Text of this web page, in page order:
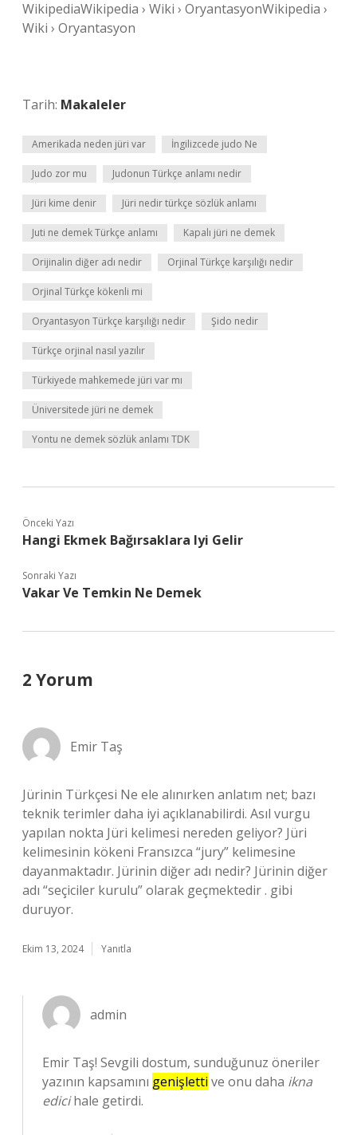
WikipediaWikipedia › Wiki › OryantasyonWikipedia ›
Wiki › Oryantasyon
Tarih: Makaleler
Amerikada neden jüri var İngilizcede judo Ne
Judo zor mu Judonun Türkçe anlamı nedir
Jüri kime denir Jüri nedir türkçe sözlük anlamı
Juti ne demek Türkçe anlamı Kapalı jüri ne demek
Orijinalin diğer adı nedir Orjinal Türkçe karşılığı nedir
Orjinal Türkçe kökenli mi
Oryantasyon Türkçe karşılığı nedir Şido nedir
Türkçe orjinal nasıl yazılır
Türkiyede mahkemede jüri var mı
Üniversitede jüri ne demek
Yontu ne demek sözlük anlamı TDK
Önceki Yazı
Hangi Ekmek Bağırsaklara Iyi Gelir
Sonraki Yazı
Vakar Ve Temkin Ne Demek
2 Yorum
Emir Taş
Jürinin Türkçesi Ne ele alınırken anlatım net; bazı
teknik terimler daha iyi açıklanabilirdi. Asıl vurgu
yapılan nokta Jüri kelimesi nereden geliyor? Jüri
kelimesinin kökeni Fransızca “jury” kelimesine
dayanmaktadır. Jürinin diğer adı nedir? Jürinin diğer
adı “seçiciler kurulu” olarak geçmektedir . gibi
duruyor.
Ekim 13, 2024 Yanıtla
admin
Emir Taş! Sevgili dostum, sunduğunuz öneriler
yazının kapsamını genişletti ve onu daha ikna
edicihale getirdi.